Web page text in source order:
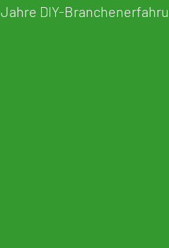
Jahre DIY-